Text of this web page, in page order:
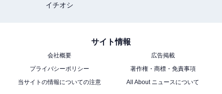
イチオシ
サイト情報
会社概要
広告掲載
プライバシーポリシー
著作権・商標・免責事項
当サイトの情報についての注意
All About ニュースについて